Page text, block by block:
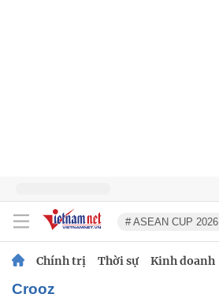
# ASEAN CUP 2026
Chính trị Thời sự Kinh doanh
crooz